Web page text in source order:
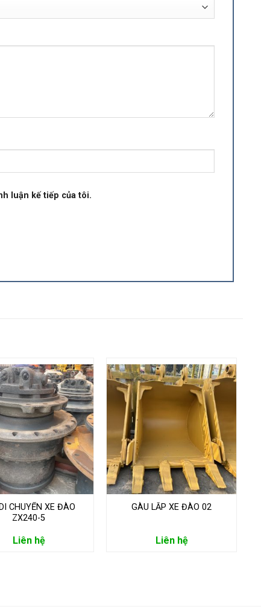
luận kế tiếp của tôi.
CHUYỂN XE ĐÀO
ZX240-5
Liên hệ
GÀU LẮP XE ĐÀO 02
Liên hệ